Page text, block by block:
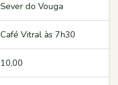
Sever do Vouga
Café Vitral às 7h30
10,00